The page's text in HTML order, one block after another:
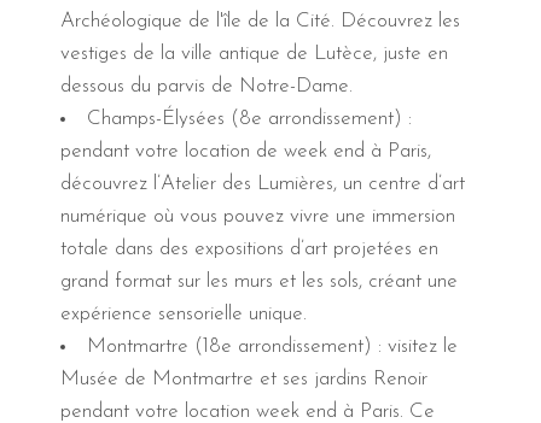
Archéologique de l'île de la Cité. Découvrez les
vestiges de la ville antique de Lutèce, juste en
dessous du parvis de Notre-Dame.
Champs-Élysées (8e arrondissement) :
pendant votre location de week end à Paris,
découvrez l’Atelier des Lumières, un centre d’art
numérique où vous pouvez vivre une immersion
totale dans des expositions d’art projetées en
grand format sur les murs et les sols, créant une
expérience sensorielle unique.
Montmartre (18e arrondissement) : visitez le
Musée de Montmartre et ses jardins Renoir
pendant votre location week end à Paris. Ce